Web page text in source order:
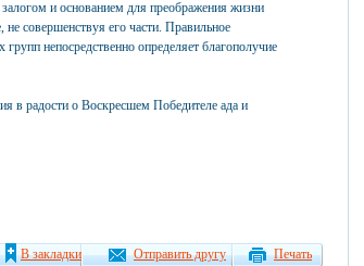
и основанием для преображения жизни
совершенствуя его части. Правильное
непосредственно определяет благополучие
в радости о Воскресшем Победителе ада и
В закладки Отправить другу Печать